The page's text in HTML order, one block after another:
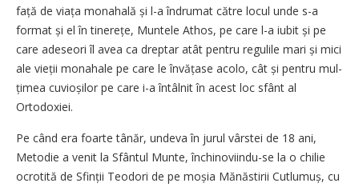
față de viața monahală și l-a îndrumat către locul unde s-a
format și el în tinerețe, Muntele Athos, pe care l-a iubit și pe
care adeseori îl avea ca dreptar atât pentru regu­lile mari și mici
ale vieții monahale pe care le în­vă­­­­țase acolo, cât și pentru mul­
țimea cuvioșilor pe care i-a întâlnit în acest loc sfânt al
Ortodoxiei.
Pe când era foarte tânăr, undeva în jurul vârstei de 18 ani,
Metodie a venit la Sfântul Munte, închinoviindu-se la o chilie
ocrotită de Sfinții Teodori de pe moșia Mănăstirii Cutlumuș, cu